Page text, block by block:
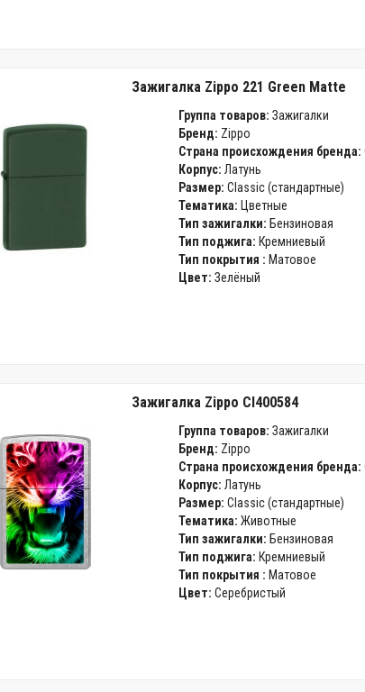
Зажигалка Zippo 221 Green Matte
Группа товаров: Зажигалки
Бренд: Zippo
Страна происхождения бренда:
Корпус: Латунь
Размер: Classic (стандартные)
Тематика: Цветные
Тип зажигалки: Бензиновая
Тип поджига: Кремниевый
Тип покрытия : Матовое
Цвет: Зелёный
Зажигалка Zippo CI400584
Группа товаров: Зажигалки
Бренд: Zippo
Страна происхождения бренда:
Корпус: Латунь
Размер: Classic (стандартные)
Тематика: Животные
Тип зажигалки: Бензиновая
Тип поджига: Кремниевый
Тип покрытия : Матовое
Цвет: Серебристый